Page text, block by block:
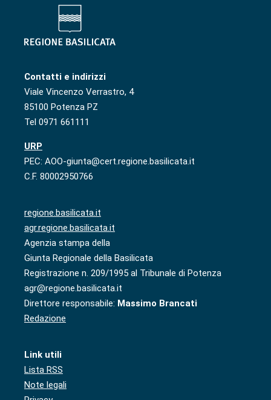
Contatti e indirizzi
Viale Vincenzo Verrastro, 4
85100 Potenza PZ
Tel 0971 661111
URP
PEC: AOO-giunta@cert.regione.basilicata.it
C.F. 80002950766
regione.basilicata.it
agr.regione.basilicata.it
Agenzia stampa della
Giunta Regionale della Basilicata
Registrazione n. 209/1995 al Tribunale di Potenza
agr@regione.basilicata.it
Direttore responsabile: Massimo Brancati
Redazione
Link utili
Lista RSS
Note legali